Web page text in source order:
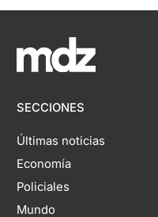
SECCIONES
Últimas noticias
Economía
Policiales
Mundo